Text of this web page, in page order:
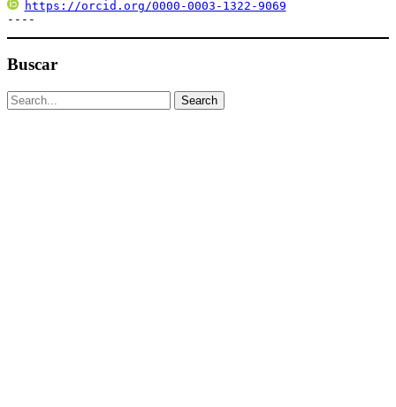
https://orcid.org/0000-0003-1322-9069
----
Buscar